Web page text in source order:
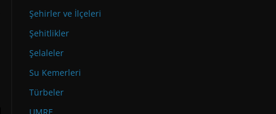
Şehirler ve İlçeleri
Şehitlikler
Şelaleler
Su Kemerleri
Türbeler